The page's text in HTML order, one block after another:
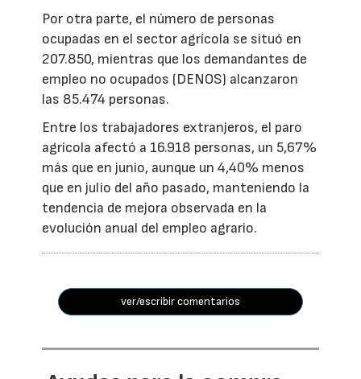
Por otra parte, el número de personas
ocupadas en el sector agrícola se situó en
207.850, mientras que los demandantes de
empleo no ocupados (DENOS) alcanzaron
las 85.474 personas.
Entre los trabajadores extranjeros, el paro
agrícola afectó a 16.918 personas, un 5,67%
más que en junio, aunque un 4,40% menos
que en julio del año pasado, manteniendo la
tendencia de mejora observada en la
evolución anual del empleo agrario.
ver/escribir comentarios